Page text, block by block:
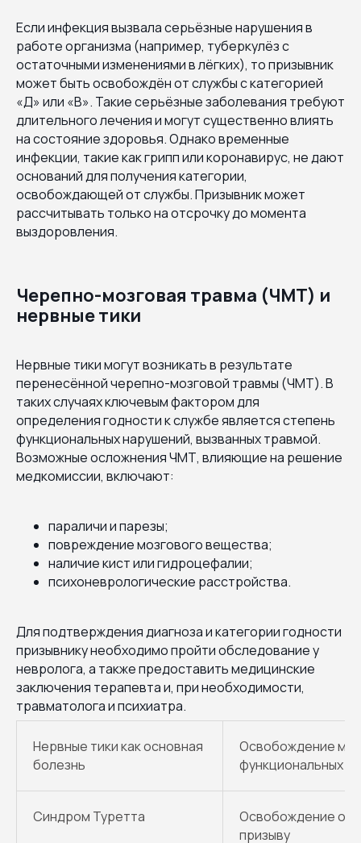
Если инфекция вызвала серьёзные нарушения в
работе организма (например, туберкулёз с
остаточными изменениями в лёгких), то призывник
может быть освобождён от службы с категорией
«Д» или «В». Такие серьёзные заболевания требуют
длительного лечения и могут существенно влиять
на состояние здоровья. Однако временные
инфекции, такие как грипп или коронавирус, не дают
оснований для получения категории,
освобождающей от службы. Призывник может
рассчитывать только на отсрочку до момента
выздоровления.
Черепно-мозговая травма (ЧМТ) и
нервные тики
Нервные тики могут возникать в результате
перенесённой черепно-мозговой травмы (ЧМТ). В
таких случаях ключевым фактором для
определения годности к службе является степень
функциональных нарушений, вызванных травмой.
Возможные осложнения ЧМТ, влияющие на решение
медкомиссии, включают:
параличи и парезы;
повреждение мозгового вещества;
наличие кист или гидроцефалии;
психоневрологические расстройства.
Для подтверждения диагноза и категории годности
призывнику необходимо пройти обследование у
невролога, а также предоставить медицинские
заключения терапевта и, при необходимости,
травматолога и психиатра.
Нервные тики как основная
болезнь
Освобождение
функциональных
Синдром Туретта
Освобождение от
призыву